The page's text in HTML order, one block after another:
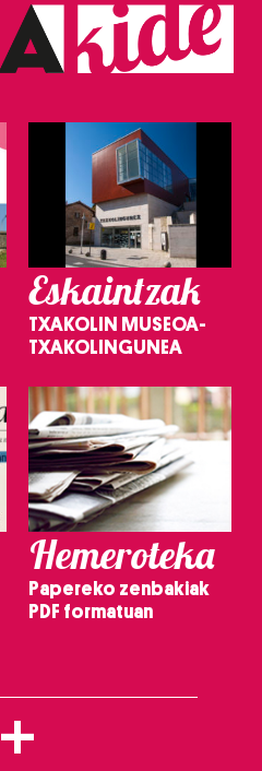
Eskaintzak
TXAKOLIN MUSEOA-
TXAKOLINGUNEA
Hemeroteka
Papereko zenbakiak
PDF formatuan
+